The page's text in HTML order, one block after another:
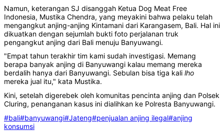
Namun, keterangan SJ disanggah Ketua Dog Meat Free
Indonesia, Mustika Chendra, yang meyakini bahwa pelaku telah
mengangkut anjing-anjing Kintamani dari Karangasem, Bali. Hal ini
dikuatkan dengan sejumlah bukti foto perjalanan truk
pengangkut anjing dari Bali menuju Banyuwangi.
"Empat tahun terakhir tim kami sudah investigasi. Memang
berapa banyak anjing di Banyuwangi kalau memang mereka
berdalih hanya dari Banyuwangi. Sebulan bisa tiga kali lho
mereka jual itu," kata Mustika.
Kini, setelah digerebek oleh komunitas pencinta anjing dan Polsek
Cluring, penanganan kasus ini dialihkan ke Polresta Banyuwangi.
#bali#banyuwangi#Jateng#penjualan anjing ilegal#anjing
konsumsi